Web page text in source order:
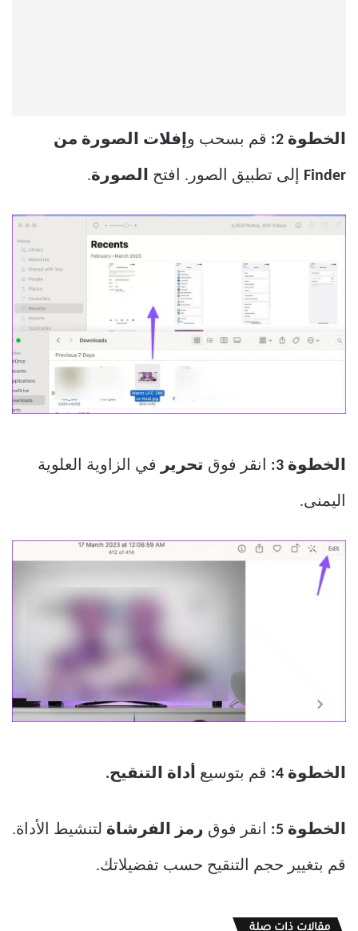
الخطوة 2: قم بسحب وإفلات الصورة من
Finder إلى تطبيق الصور. افتح الصورة.
الخطوة 3: انقر فوق تحرير في الزاوية العلوية
اليمنى.
الخطوة 4: قم بتوسيع أداة التنقيح.
الخطوة 5: انقر فوق رمز الفرشاة لتنشيط الأداة.
قم بتغيير حجم التنقيح حسب تفضيلاتك.
مقالات ذات صلة